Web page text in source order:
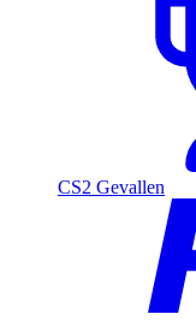
CS2 Gevallen